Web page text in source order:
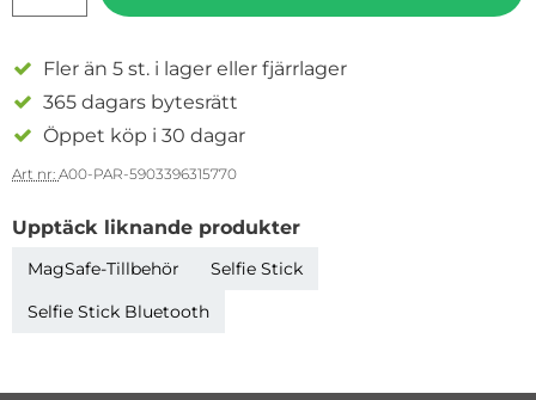
Fler än 5 st. i lager eller fjärrlager
365 dagars bytesrätt
Öppet köp i 30 dagar
Art nr: A00-PAR-5903396315770
Upptäck liknande produkter
MagSafe-Tillbehör
Selfie Stick
Selfie Stick Bluetooth